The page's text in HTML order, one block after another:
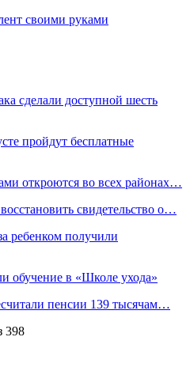
своими руками
сделали доступной шесть
пройдут бесплатные
откроются во всех районах…
свидетельство о…
ребенком получили
обучение в «Школе ухода»
пенсии 139 тысячам…
398